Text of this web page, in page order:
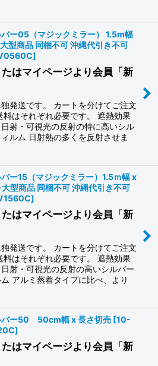
ー05（マジックミラー） 1.5m幅
型商品 同梱不可 沖縄代引き不可
]
はマイページより会員「新
発送です。 カートを分けてご注文
料はそれぞれ必要です。 遮熱効果
射・可視光の反射の特に高いシル
ルム 日射熱の多くを反射させま
ー15（マジックミラー）1.5ｍ幅 x
商品 同梱不可 沖縄代引き不可
]
はマイページより会員「新
発送です。 カートを分けてご注文
料はそれぞれ必要です。 遮熱効果
射・可視光の反射の高いシルバー
アルミ蒸着タイプに比べ、より
バー50 50cm幅 x 長さ切売 [10-
]
はマイページより会員「新